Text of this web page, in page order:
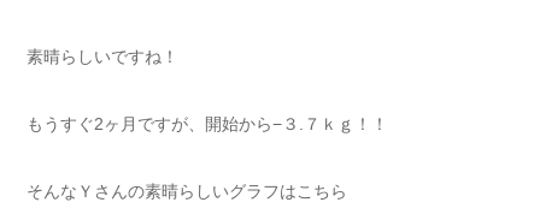
素晴らしいですね！
もうすぐ2ヶ月ですが、開始から−３.７ｋｇ！！
そんなＹさんの素晴らしいグラフはこちら